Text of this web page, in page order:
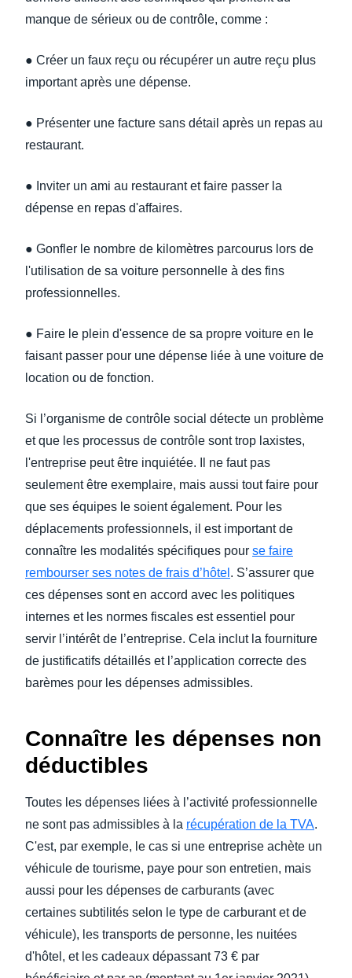
manque de sérieux ou de contrôle, comme :
● Créer un faux reçu ou récupérer un autre reçu plus
important après une dépense.
● Présenter une facture sans détail après un repas au
restaurant.
● Inviter un ami au restaurant et faire passer la
dépense en repas d'affaires.
● Gonfler le nombre de kilomètres parcourus lors de
l'utilisation de sa voiture personnelle à des fins
professionnelles.
● Faire le plein d'essence de sa propre voiture en le
faisant passer pour une dépense liée à une voiture de
location ou de fonction.
Si l’organisme de contrôle social détecte un problème
et que les processus de contrôle sont trop laxistes,
l'entreprise peut être inquiétée. Il ne faut pas
seulement être exemplaire, mais aussi tout faire pour
que ses équipes le soient également. Pour les
déplacements professionnels, il est important de
connaître les modalités spécifiques pour se faire
rembourser ses notes de frais d’hôtel . S’assurer que
ces dépenses sont en accord avec les politiques
internes et les normes fiscales est essentiel pour
servir l’intérêt de l’entreprise. Cela inclut la fourniture
de justificatifs détaillés et l’application correcte des
barèmes pour les dépenses admissibles.
Connaître les dépenses non
déductibles
Toutes les dépenses liées à l’activité professionnelle
ne sont pas admissibles à la récupération de la TVA.
C'est, par exemple, le cas si une entreprise achète un
véhicule de tourisme, paye pour son entretien, mais
aussi pour les dépenses de carburants (avec
certaines subtilités selon le type de carburant et de
véhicule), les transports de personne, les nuitées
d'hôtel, et les cadeaux dépassant 73 € par